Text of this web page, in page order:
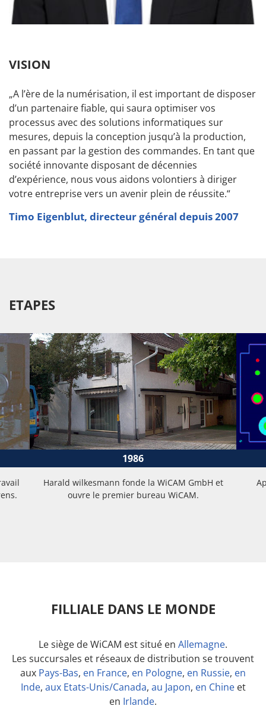
VISION
„A l’ère de la numérisation, il est important de disposer
d’un partenaire fiable, qui saura optimiser vos
processus avec des solutions informatiques sur
mesures, depuis la conception jusqu’à la production,
en passant par la gestion des commandes. En tant que
société innovante disposant de décennies
d’expérience, nous vous aidons volontiers à diriger
votre entreprise vers un avenir plein de réussite.“
Timo Eigenblut, directeur général depuis 2007
ETAPES
1986
Harald wilkesmann fonde la WiCAM GmbH et
ouvre le premier bureau WiCAM.
FILLIALE DANS LE MONDE
Le siège de WiCAM est situé en Allemagne.
Les succursales et réseaux de distribution se trouvent
aux Pays-Bas, en France, en Pologne, en Russie, en
Inde, aux Etats-Unis/Canada, au Japon, en Chineet
en Irlande.